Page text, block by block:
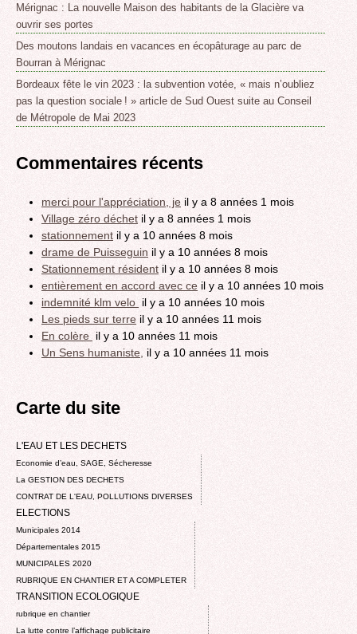
Mérignac : La nouvelle Maison des habitants de la Glacière va
ouvrir ses portes
Des moutons landais en vacances en écopâturage au parc de
Bourran à Mérignac
Bordeaux fête le vin 2023 : la subvention votée, « mais n’oubliez
pas la question sociale ! » article de Sud Ouest suite au Conseil
de Métropole de Mai 2023
Commentaires récents
merci pour l'appréciation, je il y a 8 années 1 mois
Village zéro déchet il y a 8 années 1 mois
stationnement il y a 10 années 8 mois
drame de Puisseguin il y a 10 années 8 mois
Stationnement résident il y a 10 années 8 mois
entièrement en accord avec ce il y a 10 années 10 mois
indemnité klm velo il y a 10 années 10 mois
Les pieds sur terre il y a 10 années 11 mois
En colère il y a 10 années 11 mois
Un Sens humaniste, il y a 10 années 11 mois
Carte du site
L'EAU ET LES DECHETS
Economie d’eau, SAGE, Sécheresse
La GESTION DES DECHETS
CONTRAT DE L'EAU, POLLUTIONS DIVERSES
ELECTIONS
Municipales 2014
Départementales 2015
MUNICIPALES 2020
RUBRIQUE EN CHANTIER ET A COMPLETER
TRANSITION ECOLOGIQUE
rubrique en chantier
La lutte contre l’affichage publicitaire